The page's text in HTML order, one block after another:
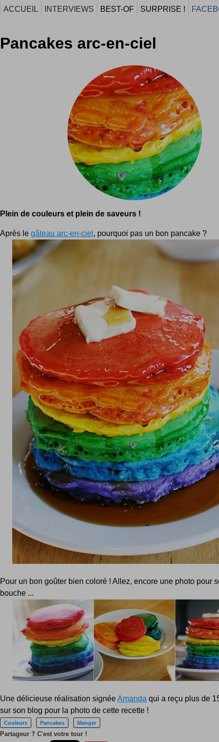
ACCUEIL INTERVIEWS BEST-OF SURPRISE !
Pancakes arc-en-ciel
Plein de couleurs et plein de saveurs !
Après le gâteau arc-en-ciel , pourquoi pas un bon pancake ?
Pour un bon goûter bien coloré ! Allez, encore une photo pour
bouche ...
Une délicieuse réalisation signéeAmanda qui a reçu plus de
sur son blog pour la photo de cette recette !
Couleurs Pancakes Manger
Partageur ? C'est votre tour !